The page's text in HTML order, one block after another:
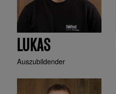
LUKAS
Auszubildender